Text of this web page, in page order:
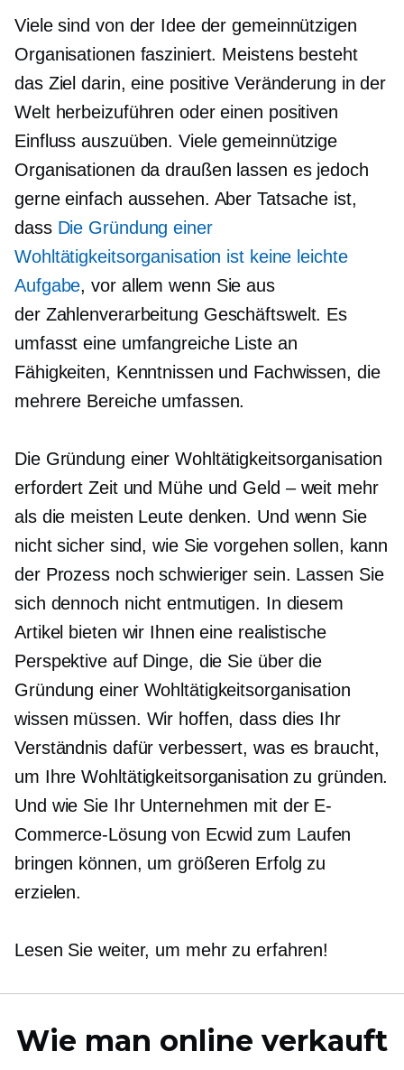
Viele sind von der Idee der gemeinnützigen
Organisationen fasziniert. Meistens besteht
das Ziel darin, eine positive Veränderung in der
Welt herbeizuführen oder einen positiven
Einfluss auszuüben. Viele gemeinnützige
Organisationen da draußen lassen es jedoch
gerne einfach aussehen. Aber Tatsache ist,
dass Die Gründung einer
Wohltätigkeitsorganisation ist keine leichte
Aufgabe, vor allem wenn Sie aus
der Zahlenverarbeitung Geschäftswelt. Es
umfasst eine umfangreiche Liste an
Fähigkeiten, Kenntnissen und Fachwissen, die
mehrere Bereiche umfassen.
Die Gründung einer Wohltätigkeitsorganisation
erfordert Zeit und Mühe und Geld – weit mehr
als die meisten Leute denken. Und wenn Sie
nicht sicher sind, wie Sie vorgehen sollen, kann
der Prozess noch schwieriger sein. Lassen Sie
sich dennoch nicht entmutigen. In diesem
Artikel bieten wir Ihnen eine realistische
Perspektive auf Dinge, die Sie über die
Gründung einer Wohltätigkeitsorganisation
wissen müssen. Wir hoffen, dass dies Ihr
Verständnis dafür verbessert, was es braucht,
um Ihre Wohltätigkeitsorganisation zu gründen.
Und wie Sie Ihr Unternehmen mit der E-
Commerce-Lösung von Ecwid zum Laufen
bringen können, um größeren Erfolg zu
erzielen.
Lesen Sie weiter, um mehr zu erfahren!
Wie man online verkauft